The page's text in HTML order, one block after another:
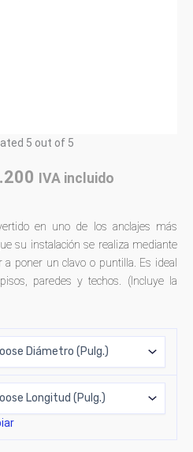
5 out of 5
IVA incluido
en uno de los anclajes más
su instalación se realiza mediante
poner un clavo o puntilla. Es ideal
paredes y techos. (Incluye la